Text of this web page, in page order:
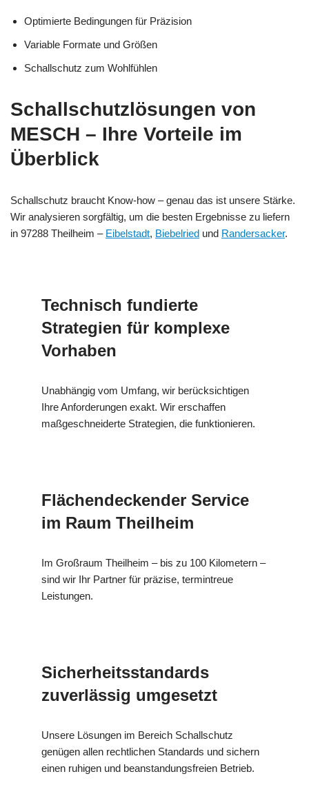
Optimierte Bedingungen für Präzision
Variable Formate und Größen
Schallschutz zum Wohlfühlen
Schallschutzlösungen von
MESCH – Ihre Vorteile im
Überblick
Schallschutz braucht Know-how – genau das ist unsere Stärke.
Wir analysieren sorgfältig, um die besten Ergebnisse zu liefern
in 97288 Theilheim – Eibelstadt, Biebelried und Randersacker.
Technisch fundierte
Strategien für komplexe
Vorhaben
Unabhängig vom Umfang, wir berücksichtigen
Ihre Anforderungen exakt. Wir erschaffen
maßgeschneiderte Strategien, die funktionieren.
Flächendeckender Service
im Raum Theilheim
Im Großraum Theilheim – bis zu 100 Kilometern –
sind wir Ihr Partner für präzise, termintreue
Leistungen.
Sicherheitsstandards
zuverlässig umgesetzt
Unsere Lösungen im Bereich Schallschutz
genügen allen rechtlichen Standards und sichern
einen ruhigen und beanstandungsfreien Betrieb.